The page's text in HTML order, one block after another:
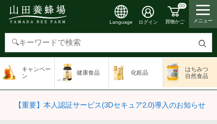
検
す
Language ログイン
00
買物かご メニュー
キャンペー
ン
健康食品 化粧品
はちみつ
自然食品
【重要】本人認証サービス(3Dセキュア2.0)導入のお知らせ